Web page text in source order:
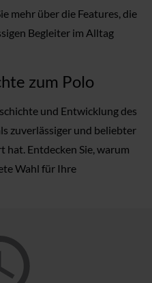
mehr über die Features, die
Begleiter im Alltag
zum Polo
und Entwicklung des
zuverlässiger und beliebter
Entdecken Sie, warum
Wahl für Ihre